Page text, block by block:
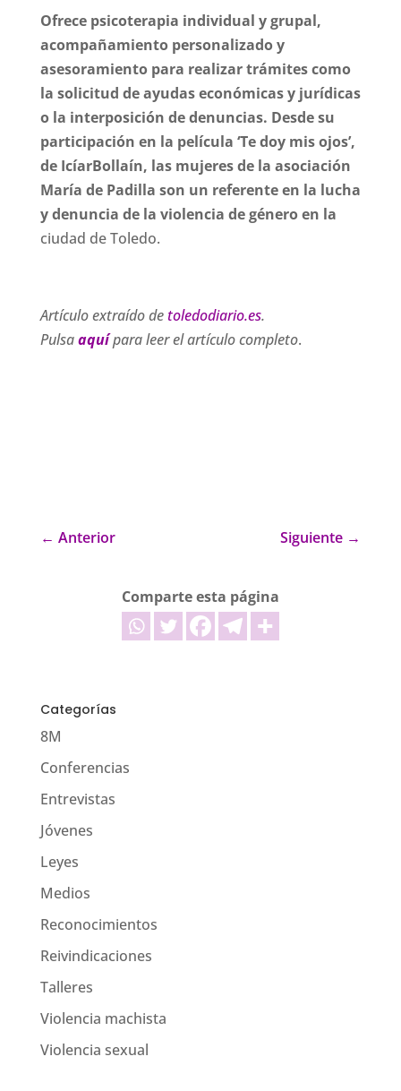
Ofrece psicoterapia individual y grupal,
acompañamiento personalizado y
asesoramiento para realizar trámites como
la solicitud de ayudas económicas y jurídicas
o la interposición de denuncias. Desde su
participación en la película ‘Te doy mis ojos’,
de IcíarBollaín, las mujeres de la asociación
María de Padilla son un referente en la lucha
y denuncia de la violencia de género en la
ciudad de Toledo.
Artículo extraído detoledodiario.es.
Pulsaaquípara leer el artículo completo.
← Anterior Siguiente →
Comparte esta página
Categorías
8M
Conferencias
Entrevistas
Jóvenes
Leyes
Medios
Reconocimientos
Reivindicaciones
Talleres
Violencia machista
Violencia sexual